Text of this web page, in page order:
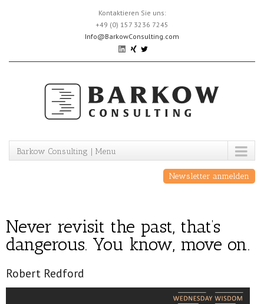
Kontaktieren Sie uns:
+49 (0) 157 3236 7245
Info@BarkowConsulting.com
Barkow Consulting | Menu
Newsletter anmelden
Never revisit the past, that’s
dangerous. You know, move on.
Robert Redford